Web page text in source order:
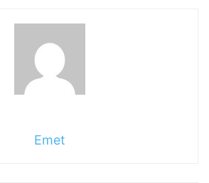
Emet